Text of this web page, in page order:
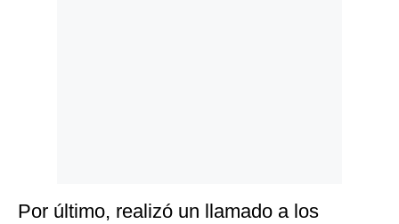
Por último, realizó un llamado a los